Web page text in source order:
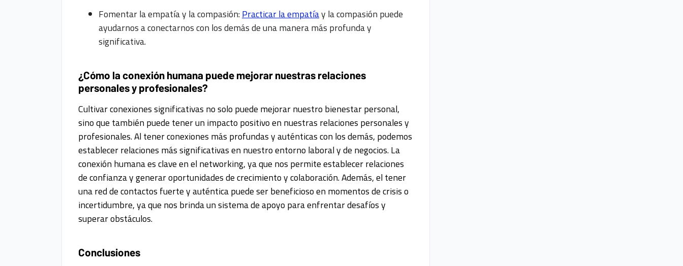
Fomentar la empatía y la compasión: Practicar la empatíay la compasión puede
ayudarnos a conectarnos con los demás de una manera más profunda y
significativa.
¿Cómo la conexión humana puede mejorar nuestras relaciones
personales y profesionales?
Cultivar conexiones significativas no solo puede mejorar nuestro bienestar personal,
sino que también puede tener un impacto positivo en nuestras relaciones personales y
profesionales. Al tener conexiones más profundas y auténticas con los demás, podemos
establecer relaciones más significativas en nuestro entorno laboral y de negocios. La
conexión humana es clave en el networking, ya que nos permite establecer relaciones
de confianza y generar oportunidades de crecimiento y colaboración. Además, el tener
una red de contactos fuerte y auténtica puede ser beneficioso en momentos de crisis o
incertidumbre, ya que nos brinda un sistema de apoyo para enfrentar desafíos y
superar obstáculos.
Conclusiones